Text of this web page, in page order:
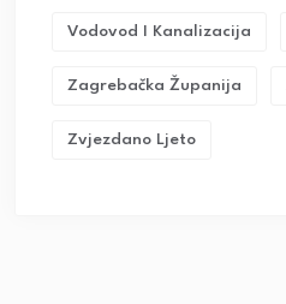
Vodovod I Kanalizacija
Zagrebačka Županija
Zvjezdano Ljeto